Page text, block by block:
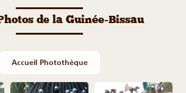
de la Guinée-Bissau
Accueil Photothèque